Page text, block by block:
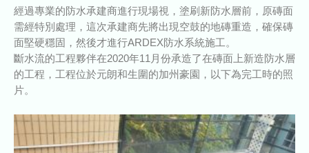
經過專業的防水承建商進行現場視 ，塗刷新防水層前，原磚面
需經特別處理，這次承建商先將出現空鼓的地磚重造，確保磚
面堅硬穩固， 然後才進行ARDEX防水系統施工。
斷水流的工程夥伴在2020年11 月份承造了在磚面上新造防水層
的工程，工程位於元朗和生圍的加州豪園
，以下為完工時的照
片。